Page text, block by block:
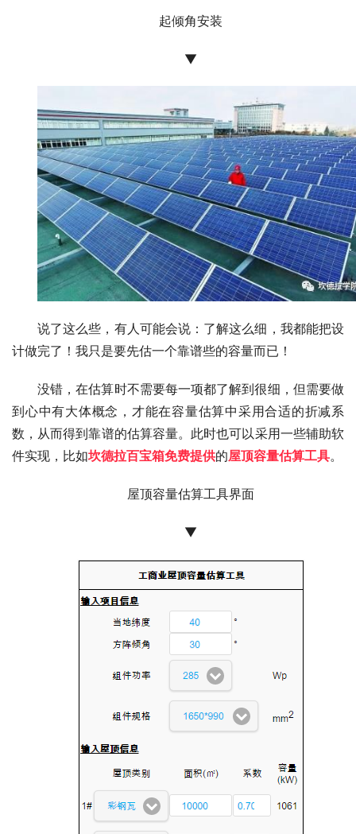
起倾角安装
▼
说了这么些，有人可能会说：了解这么细，我都能把设
计做完了！我只是要先估一个靠谱些的容量而已！
没错，在估算时不需要每一项都了解到很细，但需要做
到心中有大体概念，才能在容量估算中采用合适的折减系
数，从而得到靠谱的估算容量。此时也可以采用一些辅助软
件实现，比如坎德拉百宝箱免费提供的屋顶容量估算工具。
屋顶容量估算工具界面
▼